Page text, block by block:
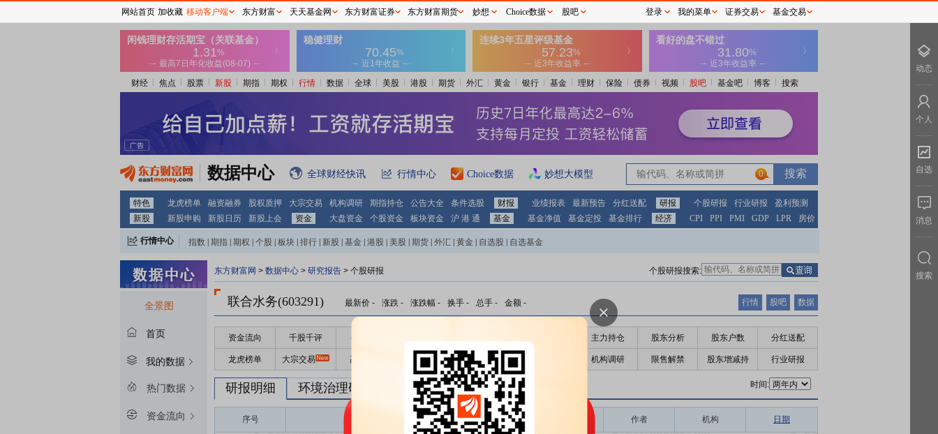
财经 焦点 股票 新股 期指 期权 行情 数据 全球 美股 港股 期货 外汇 黄金 银行 基金 理财 保险 债券 视频 股吧 基金吧 博客 搜索
数据中心 全球财经快讯 行情中心 Choice数据 妙想大模型 0
特色 龙虎榜单 融资融券 股权质押 大宗交易 机构调研 期指持仓 公告大全 条件选股 财报 业绩报表 最新预告 分红送配 研报 个股研报 行业研报
盈利预测
新股
新股申购 新股日历 新股上会 资金 大盘资金 个股资金 板块资金 沪 港 通 基金 基金净值 基金定投 基金排行 经济 CPI PPI PMI GDP LPR 房价
行情中心 指数 期指 期权 个股 板块 排行 新股 基金 港股 美股 期货 外汇 黄金 自选股 自选基金
全景图
首页
我的数据
热门数据
资金流向
东方财富网 > 数据中心 > 研究报告 > 个股研报 个股研报搜索:
联合水务(603291) 最新价 - 涨跌 - 涨跌幅 - 换手 - 总手 - 金额 - 行情 股吧 数据
资金流向 千股千评 公告 主力持仓 股东分析 股东户数 分红送配
龙虎榜单 大宗交易 高管持股 股东大会 个股研报 机构调研 限售解禁 股东增减持 行业研报
时间:
研报明细 环境治理研报 环境治理盈利预测
序号
东财
评级
作者 机构 日期
网站首页 加收藏 移动客户端 东方财富 天天基金网 东方财富证券 东方财富期货 妙想 Choice数据 股吧 登录 我的菜单 证券交易 基金交易
动态
个人
自选
消息
搜索